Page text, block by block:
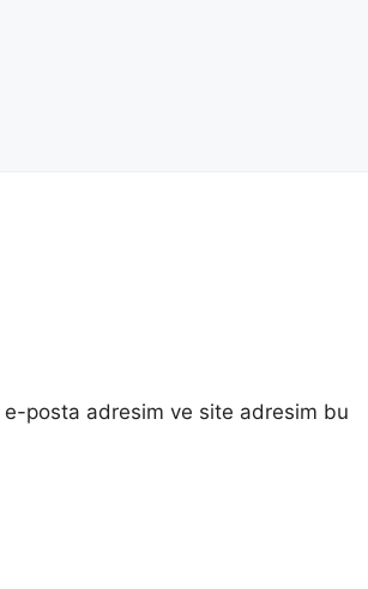
e-posta adresim ve site adresim bu